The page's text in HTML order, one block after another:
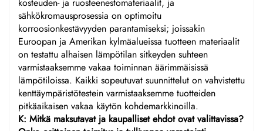
sähkökromausprosessia on optimoitu
korroosionkestävyyden parantamiseksi; joissakin
Euroopan ja Amerikan kylmäalueissa tuotteen materiaalit
on testattu alhaisen lämpötilan sitkeyden suhteen
varmistaaksemme vakaa toiminnan äärimmäisissä
lämpötiloissa. Kaikki sopeutuvat suunnittelut on vahvistettu
kenttäympäristötestein varmistaaksemme tuotteiden
pitkäaikaisen vakaa käytön kohdemarkkinoilla.
K: Mitkä maksutavat ja kaupalliset ehdot ovat valittavissa?